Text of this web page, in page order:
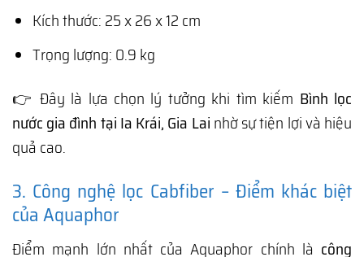
Kích thước: 25 x 26 x 12 cm
Trọng lượng: 0.9 kg
👉 Đây là lựa chọn lý tưởng khi tìm kiếm Bình lọc
nước gia đình tại Ia Krái, Gia Lai nhờ sự tiện lợi và hiệu
quả cao.
3. Công nghệ lọc Cabfiber – Điểm khác biệt
của Aquaphor
Điểm mạnh lớn nhất của Aquaphor chính là công